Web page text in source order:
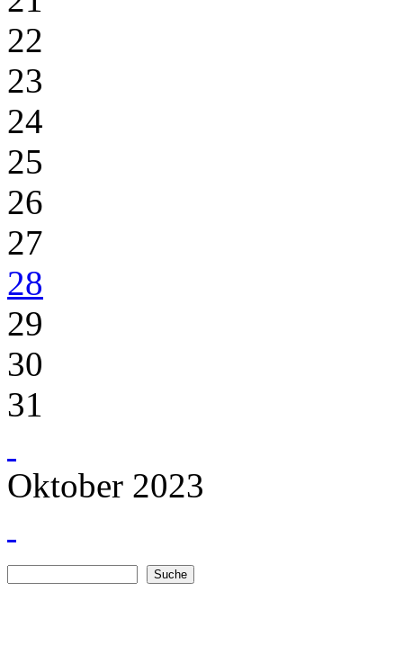
22
23
24
25
26
27
28
29
30
31
Oktober 2023